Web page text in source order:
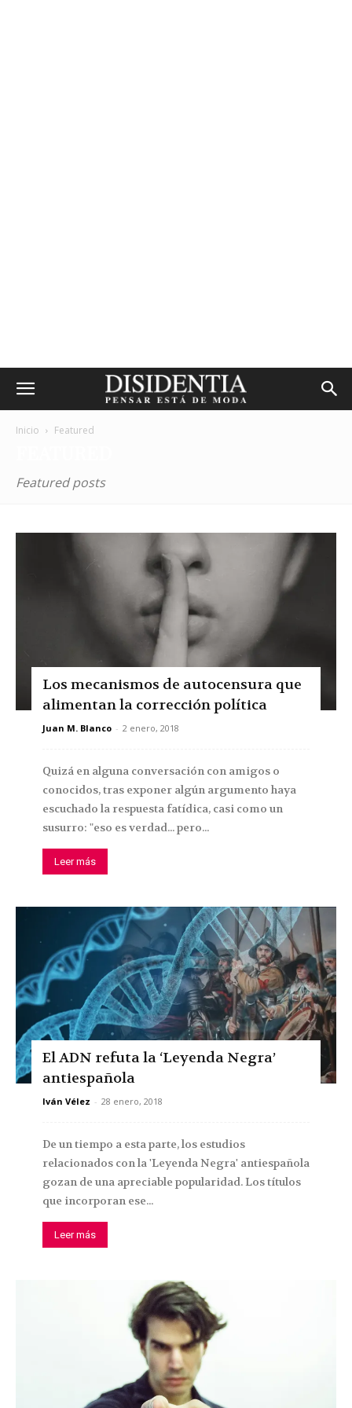
Inicio Featured
Featured posts
Los mecanismos de autocensura que
alimentan la corrección política
Juan M. Blanco - 2 enero, 2018
Quizá en alguna conversación con amigos o
conocidos, tras exponer algún argumento haya
escuchado la respuesta fatídica, casi como un
susurro: "eso es verdad... pero...
Leer más
El ADN refuta la ‘Leyenda Negra’
antiespañola
Iván Vélez - 28 enero, 2018
De un tiempo a esta parte, los estudios
relacionados con la 'Leyenda Negra' antiespañola
gozan de una apreciable popularidad. Los títulos
que incorporan ese...
Leer más